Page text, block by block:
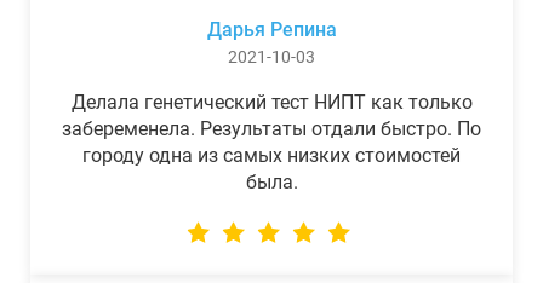
Дарья Репина
2021-10-03
Делала генетический тест НИПТ как только
забеременела. Результаты отдали быстро. По
городу одна из самых низких стоимостей
была.